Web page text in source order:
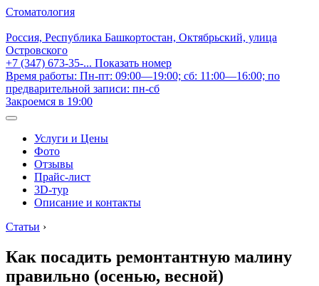
Стоматология
Россия, Республика Башкортостан, Октябрьский, улица
Островского
+7 (347) 673-35-... Показать номер
Время работы: Пн-пт: 09:00—19:00; сб: 11:00—16:00; по
предварительной записи: пн-сб
Закроемся в 19:00
Услуги и Цены
Фото
Отзывы
Прайс-лист
3D-тур
Описание и контакты
Статьи ›
Как посадить ремонтантную малину
правильно (осенью, весной)